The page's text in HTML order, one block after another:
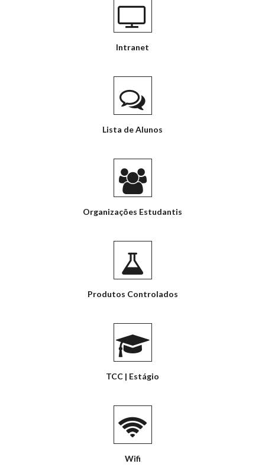
Intranet
Lista de Alunos
Organizações Estudantis
Produtos Controlados
TCC | Estágio
Wifi